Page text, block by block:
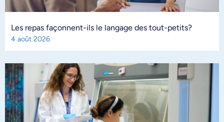
Les repas façonnent-ils le langage des tout-petits?
4 août 2026